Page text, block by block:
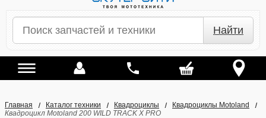
Найти
Главная Каталог техники Квадроциклы
Квадроциклы Motoland
Квадроцикл Motoland 200 WILD TRACK X PRO